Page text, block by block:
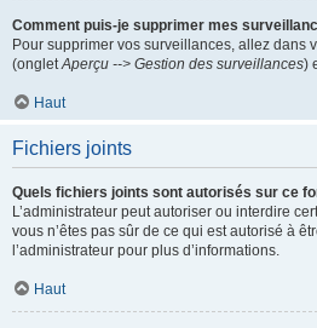
Comment puis-je supprimer mes
Pour supprimer vos surveillances, allez dans
(ongletAperçu --> Gestion des surveillances)
Haut
Fichiers joints
Quels fichiers joints sont autorisés sur ce
L’administrateur peut autoriser ou interdire
vous n’êtes pas sûr de ce qui est autorisé à
l’administrateur pour plus d’informations.
Haut